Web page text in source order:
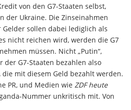
von den G7-Staaten selbst,
der Ukraine. Die Zinseinahmen
sollen dabei lediglich als
nicht reichen wird, werden die G7
müssen. Nicht „Putin“,
der G7-Staaten bezahlen also
mit diesem Geld bezahlt werden.
PR, und Medien wie ZDF heute
Nummer unkritisch mit. Von